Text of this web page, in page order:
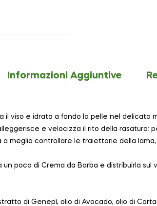
Informazioni Aggiuntive
viso e idrata a fondo la pelle nel delicato
e velocizza il rito della
meglio controllare le traiettorie della
un poco di Crema da Barba e distribuirla
di Genepì, olio di Avocado, olio di